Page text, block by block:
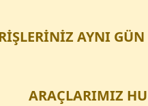
AYNI
ARAÇLARIMIZ